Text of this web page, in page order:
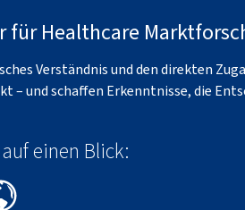
für Healthcare
Verständnis und den direkten
und schaffen Erkenntnisse, die
einen Blick: